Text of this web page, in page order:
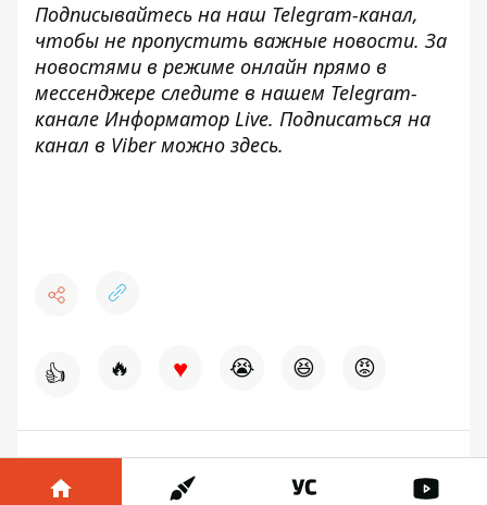
Подписывайтесь на наш Telegram-канал,
чтобы не пропустить важные новости. За
новостями в режиме онлайн прямо в
мессенджере следите в нашем Telegram-
канале Информатор Live. Подписаться на
канал в Viber можно здесь.
👍 🔥 ♥ 😭 😆 😡